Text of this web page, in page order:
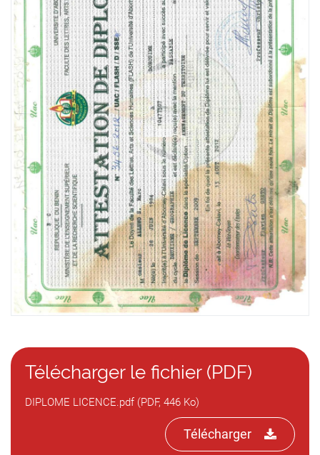
Télécharger le fichier (PDF)
DIPLOME LICENCE.pdf (PDF, 446 Ko)
Télécharger